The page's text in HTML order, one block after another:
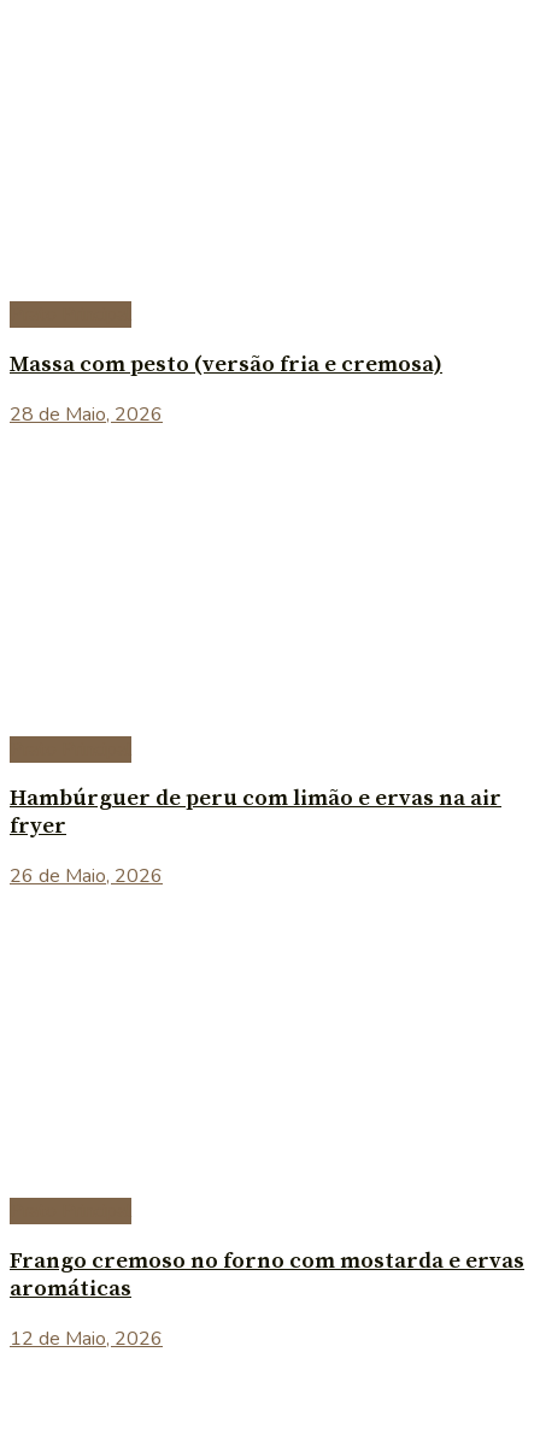
Massa com pesto (versão fria e cremosa)
28 de Maio, 2026
Hambúrguer de peru com limão e ervas na air
fryer
26 de Maio, 2026
Frango cremoso no forno com mostarda e ervas
aromáticas
12 de Maio, 2026